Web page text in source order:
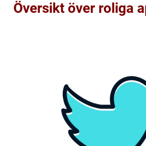
Översikt över roliga